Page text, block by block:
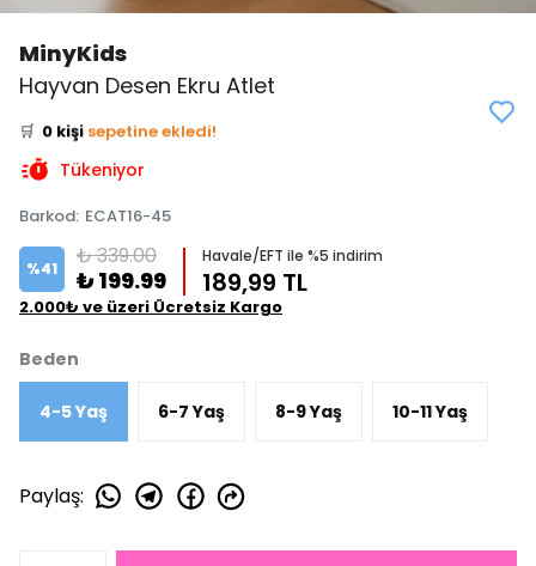
MinyKids
Hayvan Desen Ekru Atlet
👀 Şu an 4 kişi
inceliyor!
Bu ürünü
🛒 0 kişi sepetine ekledi!
✅ Bugün 0 adet
Tükeniyor
Barkod: ECAT16-45
%41 ₺ 339.00
₺ 199.99
Havale/EFT ile %5 indirim
189,99 TL
2.000₺ ve üzeri Ücretsiz Kargo
Beden
4-5 Yaş 6-7 Yaş 8-9 Yaş 10-11 Yaş
Paylaş: